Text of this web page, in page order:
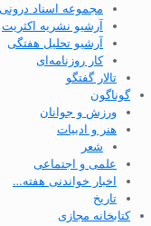
مجموعه اسناد
آرشیو نشریه اکثریت
آرشیو تحلیل هفتگی
کار روزنامه‌ای
تالار گفتگو
گوناگون
ورزش و جوانان
هنر و ادبیات
شعر
علمی و اجتماعی
اخبار خواندنی هفته…
تاریخ
کتابخانه مجازی